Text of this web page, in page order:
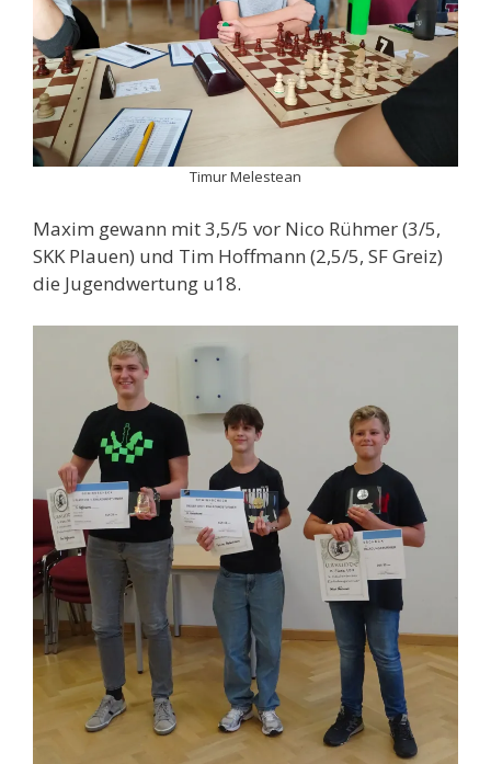
Timur Melestean
Maxim gewann mit 3,5/5 vor Nico Rühmer (3/5,
SKK Plauen) und Tim Hoffmann (2,5/5, SF Greiz)
die Jugendwertung u18.